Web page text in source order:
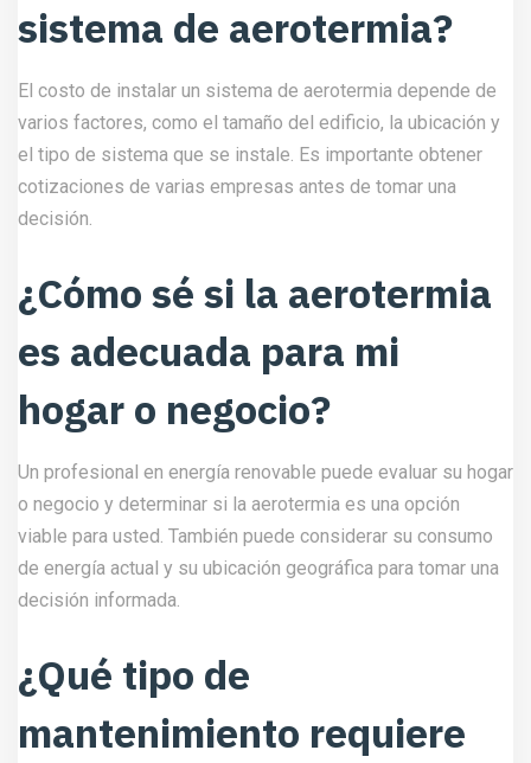
sistema de aerotermia?
El costo de instalar un sistema de aerotermia depende de
varios factores, como el tamaño del edificio, la ubicación y
el tipo de sistema que se instale. Es importante obtener
cotizaciones de varias empresas antes de tomar una
decisión.
¿Cómo sé si la aerotermia
es adecuada para mi
hogar o negocio?
Un profesional en energía renovable puede evaluar su hogar
o negocio y determinar si la aerotermia es una opción
viable para usted. También puede considerar su consumo
de energía actual y su ubicación geográfica para tomar una
decisión informada.
¿Qué tipo de
mantenimiento requiere